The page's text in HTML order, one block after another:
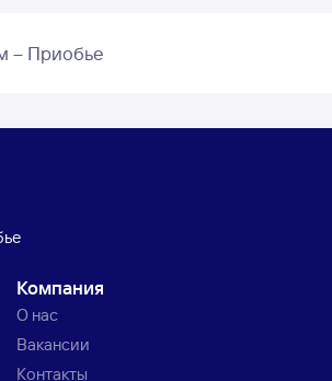
– Приобье
Компания
О нас
Вакансии
Контакты